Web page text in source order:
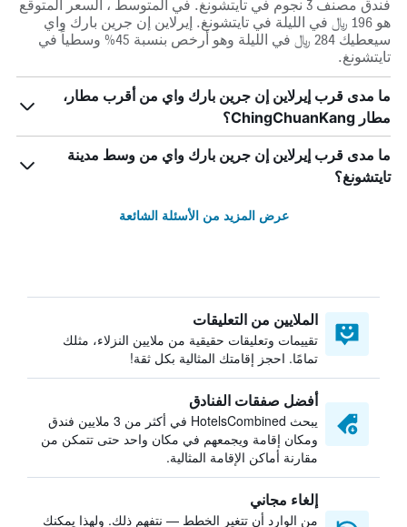
فندق مصنف 3 نجوم في تايتشونغ. في المتوسط ، السعر المتوقع
هو 196 ﷼ في الليلة في تايتشونغ. إيرلاين إن جرين بارك واي
سيعطيك 284 ﷼ في الليلة وهو أرخص بنسبة 45% وسطياً في
تايتشونغ.
ما مدى قرب إيرلاين إن جرين بارك واي من أقرب مطار،
مطار ChingChuanKang؟
ما مدى قرب إيرلاين إن جرين بارك واي من وسط مدينة
تايتشونغ؟
عرض المزيد من الأسئلة الشائعة
الملايين من التعليقات
تقييمات وتعليقات حقيقية من ملايين النزلاء، مثلك
تمامًا. احجز إقامتك المثالية بكل ثقة!
أفضل صفقات الفنادق
يبحث HotelsCombined في أكثر من 3 ملايين فندق
ومكان إقامة ويجمعهم في مكان واحد حتى تتمكن من
مقارنة أماكن الإقامة المثالية.
إلغاء مجاني
من الوارد أن تتغير الخطط — نتفهم ذلك. ولهذا يمكنك